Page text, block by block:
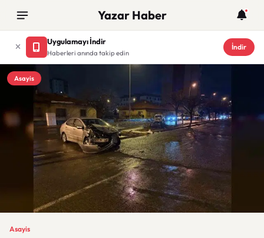
Yazar Haber
Uygulamayı İndir
Haberleri anında takip edin
İndir
Asayis
Asayis